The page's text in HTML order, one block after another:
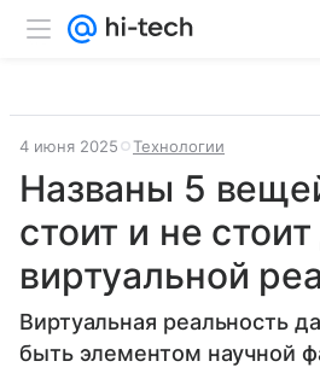
4 июня 2025 Технологии
Названы 5
стоит и не
виртуальной
Виртуальная реальность
быть элементом научной